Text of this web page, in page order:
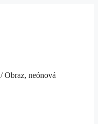
/ Obraz, neónová